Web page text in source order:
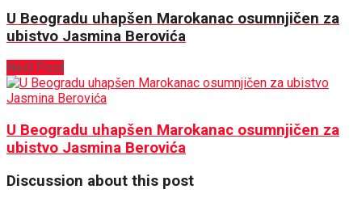
U Beogradu uhapšen Marokanac osumnjičen za
ubistvo Jasmina Berovića
Next Post
U Beogradu uhapšen Marokanac osumnjičen za
ubistvo Jasmina Berovića
Discussion about this post